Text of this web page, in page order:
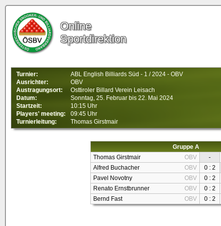
Online
Sportdirektion
Turnier:
ABL English Billiards Süd - 1 / 2024 - OBV
Ausrichter:
OBV
Austragungsort:
Osttiroler Billard Verein Leisach
Datum:
Sonntag, 25. Februar bis 22. Mai 2024
Startzeit:
10:15 Uhr
Players' meeting:
09:45 Uhr
Turnierleitung:
Thomas Girstmair
Gruppe A
Thomas Girstmair
OBV
-
Alfred Buchacher
OBV
0 : 2
Pavel Novotny
OBV
0 : 2
Renato Ernstbrunner
OBV
0 : 2
Bernd Fast
OBV 0 : 2